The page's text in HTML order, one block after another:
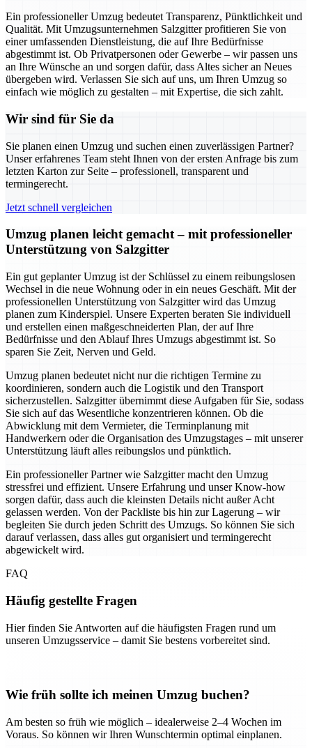
Ein professioneller Umzug bedeutet Transparenz, Pünktlichkeit und
Qualität. Mit Umzugsunternehmen Salzgitter profitieren Sie von
einer umfassenden Dienstleistung, die auf Ihre Bedürfnisse
abgestimmt ist. Ob Privatpersonen oder Gewerbe – wir passen uns
an Ihre Wünsche an und sorgen dafür, dass Altes sicher an Neues
übergeben wird. Verlassen Sie sich auf uns, um Ihren Umzug so
einfach wie möglich zu gestalten – mit Expertise, die sich zahlt.
Wir sind für Sie da
Sie planen einen Umzug und suchen einen zuverlässigen Partner?
Unser erfahrenes Team steht Ihnen von der ersten Anfrage bis zum
letzten Karton zur Seite – professionell, transparent und
termingerecht.
Jetzt schnell vergleichen
Umzug planen leicht gemacht – mit professioneller
Unterstützung von Salzgitter
Ein gut geplanter Umzug ist der Schlüssel zu einem reibungslosen
Wechsel in die neue Wohnung oder in ein neues Geschäft. Mit der
professionellen Unterstützung von Salzgitter wird das Umzug
planen zum Kinderspiel. Unsere Experten beraten Sie individuell
und erstellen einen maßgeschneiderten Plan, der auf Ihre
Bedürfnisse und den Ablauf Ihres Umzugs abgestimmt ist. So
sparen Sie Zeit, Nerven und Geld.
Umzug planen bedeutet nicht nur die richtigen Termine zu
koordinieren, sondern auch die Logistik und den Transport
sicherzustellen. Salzgitter übernimmt diese Aufgaben für Sie, sodass
Sie sich auf das Wesentliche konzentrieren können. Ob die
Abwicklung mit dem Vermieter, die Terminplanung mit
Handwerkern oder die Organisation des Umzugstages – mit unserer
Unterstützung läuft alles reibungslos und pünktlich.
Ein professioneller Partner wie Salzgitter macht den Umzug
stressfrei und effizient. Unsere Erfahrung und unser Know-how
sorgen dafür, dass auch die kleinsten Details nicht außer Acht
gelassen werden. Von der Packliste bis hin zur Lagerung – wir
begleiten Sie durch jeden Schritt des Umzugs. So können Sie sich
darauf verlassen, dass alles gut organisiert und termingerecht
abgewickelt wird.
FAQ
Häufig gestellte Fragen
Hier finden Sie Antworten auf die häufigsten Fragen rund um
unseren Umzugsservice – damit Sie bestens vorbereitet sind.
Wie früh sollte ich meinen Umzug buchen?
Am besten so früh wie möglich – idealerweise 2–4 Wochen im
Voraus. So können wir Ihren Wunschtermin optimal einplanen.